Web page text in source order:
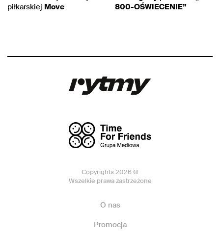
piłkarskiej Move
800-OŚWIECENIE”
Copyrights 2026 ©
Wszelkie prawa zastrzeżone
O nas
Promocja